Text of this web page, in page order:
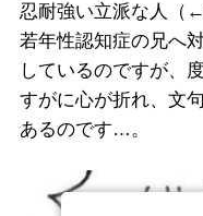
忍耐強い立派な人（
若年性認知症の兄へ
しているのですが、
すがに心が折れ、文
あるのです…。